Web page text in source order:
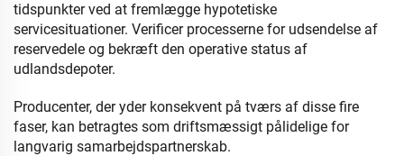
tidspunkter ved at fremlægge hypotetiske
servicesituationer. Verificer processerne for udsendelse af
reservedele og bekræft den operative status af
udlandsdepoter.
Producenter, der yder konsekvent på tværs af disse fire
faser, kan betragtes som driftsmæssigt pålidelige for
langvarig samarbejdspartnerskab.